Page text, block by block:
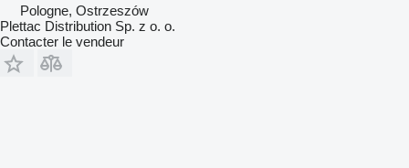
Pologne, Ostrzeszów
Plettac Distribution Sp. z o. o.
Contacter le vendeur